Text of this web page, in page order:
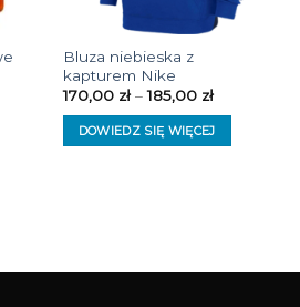
Bluza niebieska z
kapturem Nike
170,00 zł–185,00 zł
DOWIEDZ SIĘ WIĘCEJ